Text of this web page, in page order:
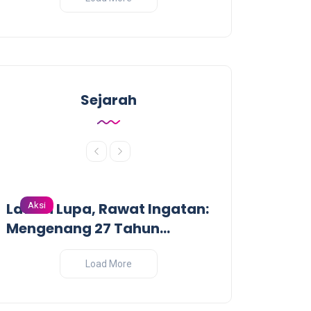
Sejarah
Aksi
Lawan Lupa, Rawat Ingatan:
Mengenang 27 Tahun
Massal oleh Militer
Load More